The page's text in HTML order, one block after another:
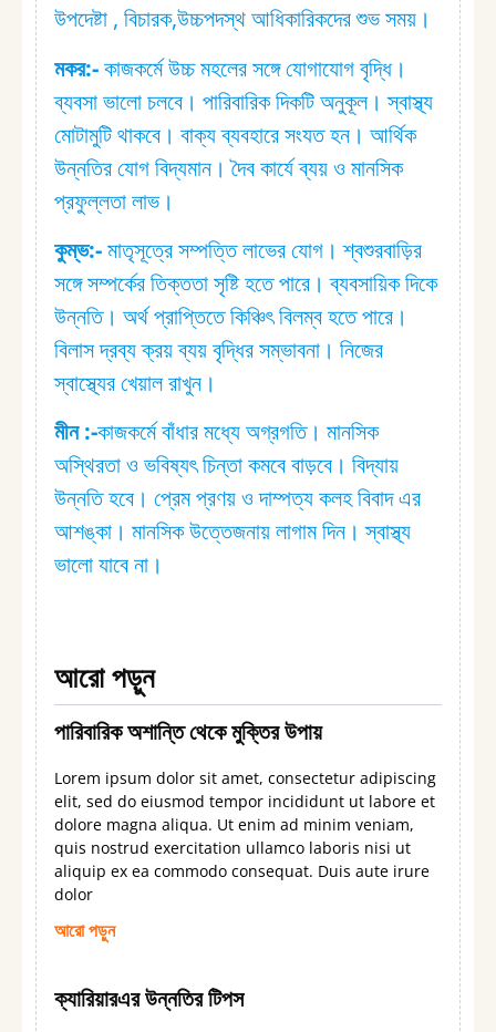
উপদেষ্টা , বিচারক,উচ্চপদস্থ আধিকারিকদের শুভ সময়।
মকর:⁠-কাজকর্মে উচ্চ মহলের সঙ্গে যোগাযোগ বৃদ্ধি।
ব্যবসা ভালো চলবে। পারিবারিক দিকটি অনুকূল। স্বাস্থ্য
মোটামুটি থাকবে। বাক্য ব্যবহারে সংযত হন। আর্থিক
উন্নতির যোগ বিদ্যমান। দৈব কার্যে ব্যয় ও মানসিক
প্রফুল্লতা লাভ।
কুম্ভ:⁠-মাতৃসূত্রে সম্পত্তি লাভের যোগ। শ্বশুরবাড়ির
সঙ্গে সম্পর্কের তিক্ততা সৃষ্টি হতে পারে। ব্যবসায়িক দিকে
উন্নতি। অর্থ প্রাপ্তিতে কিঞ্চিৎ বিলম্ব হতে পারে।
বিলাস দ্রব্য ক্রয় ব্যয় বৃদ্ধির সম্ভাবনা। নিজের
স্বাস্থ্যের খেয়াল রাখুন।
মীন :⁠-কাজকর্মে বাঁধার মধ্যে অগ্রগতি। মানসিক
অস্থিরতা ও ভবিষ্যৎ চিন্তা কমবে বাড়বে। বিদ্যায়
উন্নতি হবে। প্রেম প্রণয় ও দাম্পত্য কলহ বিবাদ এর
আশঙ্কা। মানসিক উত্তেজনায় লাগাম দিন। স্বাস্থ্য
ভালো যাবে না।
আরো পড়ুন
পারিবারিক অশান্তি থেকে মুক্তির উপায়
Lorem ipsum dolor sit amet, consectetur adipiscing
elit, sed do eiusmod tempor incididunt ut labore et
dolore magna aliqua. Ut enim ad minim veniam,
quis nostrud exercitation ullamco laboris nisi ut
aliquip ex ea commodo consequat. Duis aute irure
dolor
আরো পড়ুন
ক্যারিয়ারএর উন্নতির টিপস